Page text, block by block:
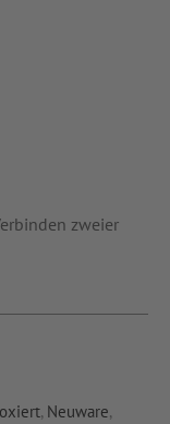
zweier
, Neuware,